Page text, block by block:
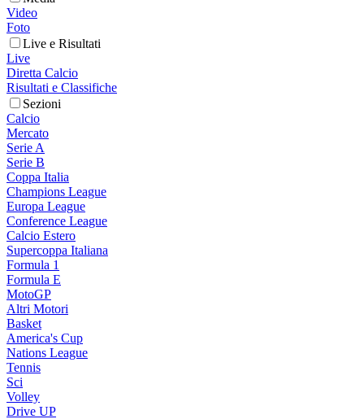
Video
Foto
Live e Risultati
Live
Diretta Calcio
Risultati e Classifiche
Sezioni
Calcio
Mercato
Serie A
Serie B
Coppa Italia
Champions League
Europa League
Conference League
Calcio Estero
Supercoppa Italiana
Formula 1
Formula E
MotoGP
Altri Motori
Basket
America's Cup
Nations League
Tennis
Sci
Volley
Drive UP